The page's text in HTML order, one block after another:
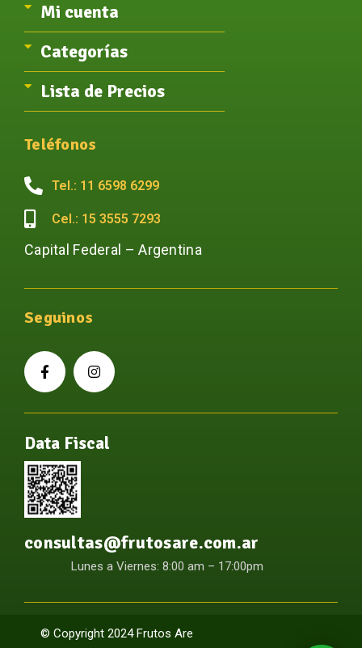
Mi cuenta
Categorías
Lista de Precios
Teléfonos
Tel.: 11 6598 6299
Cel.: 15 3555 7293
Capital Federal – Argentina
Seguinos
Data Fiscal
consultas@frutosare.com.ar
Lunes a Viernes: 8:00 am – 17:00pm
© Copyright 2024 Frutos Are